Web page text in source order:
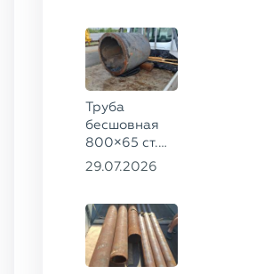
Труба
бесшовная
800×65 ст.
17ГС
29.07.2026